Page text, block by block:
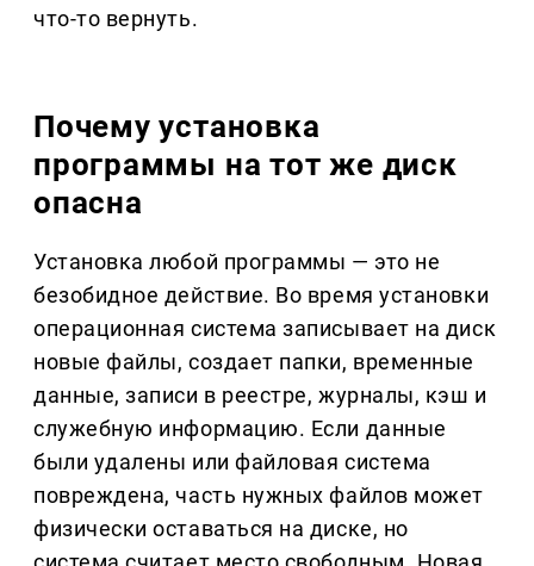
что-то вернуть.
Почему установка
программы на тот же диск
опасна
Установка любой программы — это не
безобидное действие. Во время установки
операционная система записывает на диск
новые файлы, создает папки, временные
данные, записи в реестре, журналы, кэш и
служебную информацию. Если данные
были удалены или файловая система
повреждена, часть нужных файлов может
физически оставаться на диске, но